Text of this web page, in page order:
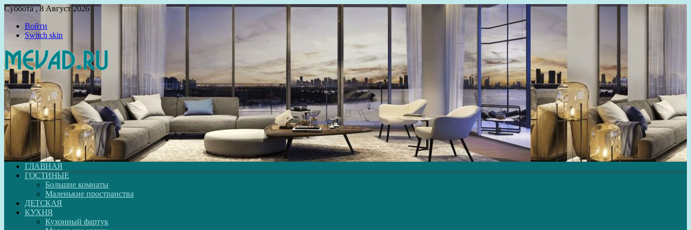
Суббота , 8 Август 2026
Войти
Switch skin
ГЛАВНАЯ
ГОСТИНЫЕ
Большие комнаты
Маленькие пространства
ДЕТСКАЯ
КУХНЯ
Кухонный фартук